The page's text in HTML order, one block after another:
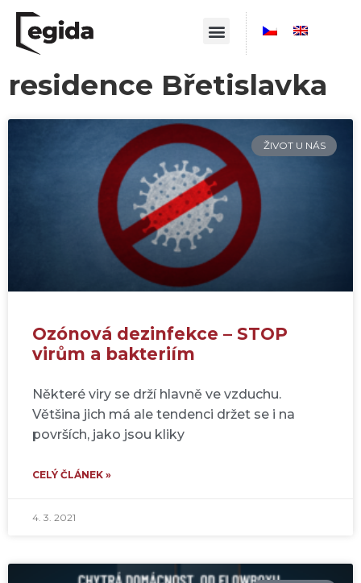
residence Břetislavka
ŽIVOT U NÁS
Ozónová dezinfekce – STOP
virům a bakteriím
Některé viry se drží hlavně ve vzduchu.
Většina jich má ale tendenci držet se i na
površích, jako jsou kliky
CELÝ ČLÁNEK »
4. 3. 2021